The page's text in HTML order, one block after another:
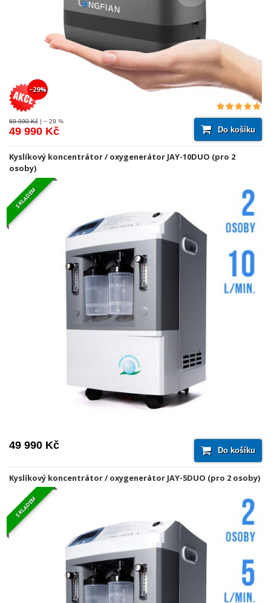
−29%
69 990 Kč | − 29 %
49 990 Kč Do košíku
Kyslíkový koncentrátor / oxygenerátor JAY-10DUO (pro 2
osoby)
SKLADEM
49 990 Kč Do košíku
Kyslíkový koncentrátor / oxygenerátor JAY-5DUO (pro 2 osoby)
SKLADEM